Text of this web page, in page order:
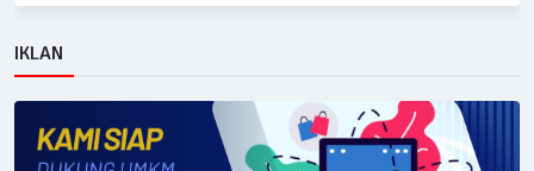
IKLAN